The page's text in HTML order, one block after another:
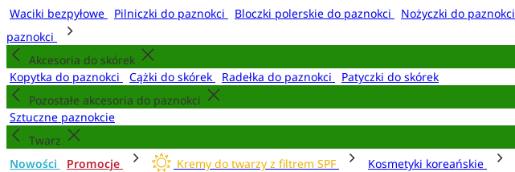
Waciki bezpyłowe
Pilniczki do paznokci Bloczki polerskie do paznokci Nożyczki do paznokci
paznokci
Akcesoria do skórek
Kopytka do paznokci
Cążki do skórek Radełka do paznokci
Patyczki do skórek
Pozostałe akcesoria do paznokci
Sztuczne paznokcie
Twarz
Nowości
Promocje Kremy do twarzy z filtrem SPF Kosmetyki koreańskie